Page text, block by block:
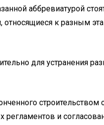
аббревиатурой
к разным
для устранения
строительством
регламентов и